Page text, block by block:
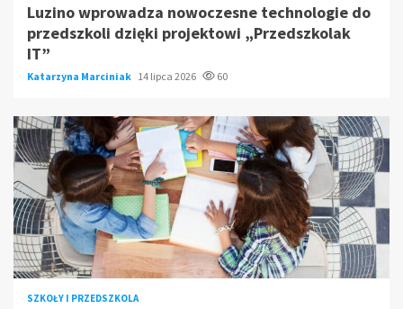
Luzino wprowadza nowoczesne technologie do
przedszkoli dzięki projektowi „Przedszkolak
IT”
Katarzyna Marciniak 14 lipca 2026 60
SZKOŁY I PRZEDSZKOLA